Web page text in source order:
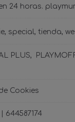
24 horas.
special tienda
PLUS
Cookies
644587174